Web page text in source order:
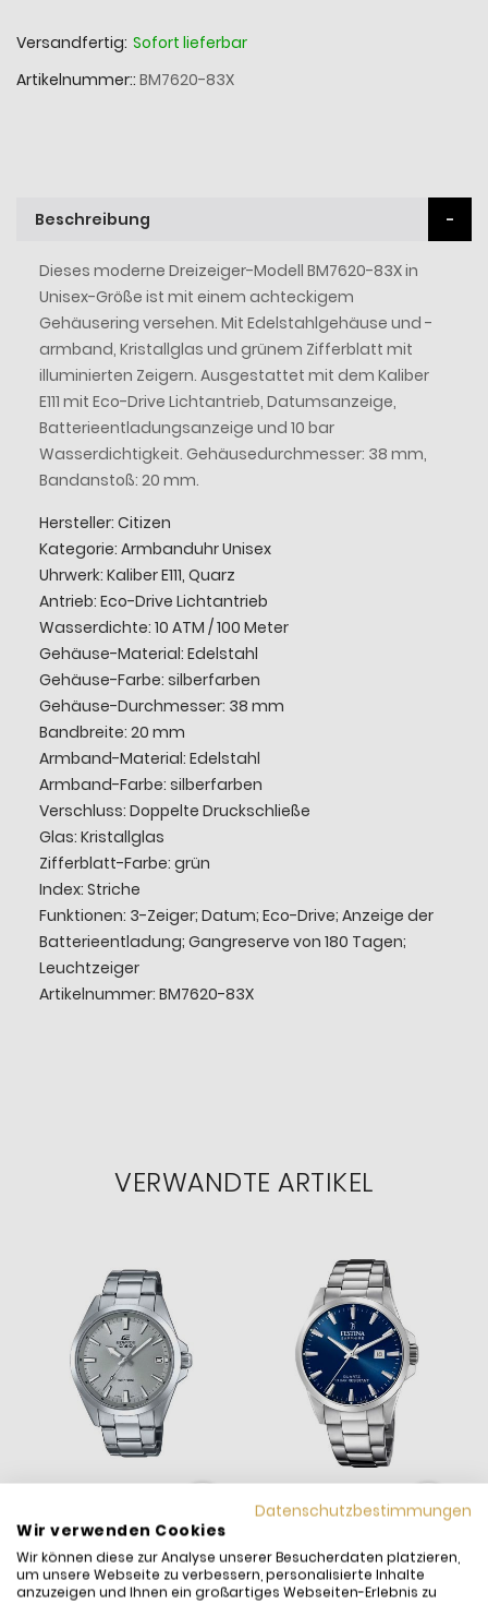
Versandfertig: Sofort lieferbar
Artikelnummer: BM7620-83X
Beschreibung
Dieses moderne Dreizeiger-Modell BM7620-83X in
Unisex-Größe ist mit einem achteckigem
Gehäusering versehen. Mit Edelstahlgehäuse und -
armband, Kristallglas und grünem Zifferblatt mit
illuminierten Zeigern. Ausgestattet mit dem Kaliber
E111 mit Eco-Drive Lichtantrieb, Datumsanzeige,
Batterieentladungsanzeige und 10 bar
Wasserdichtigkeit. Gehäusedurchmesser: 38 mm,
Bandanstoß: 20 mm.
Hersteller: Citizen
Kategorie: Armbanduhr Unisex
Uhrwerk: Kaliber E111, Quarz
Antrieb: Eco-Drive Lichtantrieb
Wasserdichte: 10 ATM / 100 Meter
Gehäuse-Material: Edelstahl
Gehäuse-Farbe: silberfarben
Gehäuse-Durchmesser: 38 mm
Bandbreite: 20 mm
Armband-Material: Edelstahl
Armband-Farbe: silberfarben
Verschluss: Doppelte Druckschließe
Glas: Kristallglas
Zifferblatt-Farbe: grün
Index: Striche
Funktionen: 3-Zeiger; Datum; Eco-Drive; Anzeige der
Batterieentladung; Gangreserve von 180 Tagen;
Leuchtzeiger
Artikelnummer: BM7620-83X
VERWANDTE ARTIKEL
Casio Herren-Uhr Edifice
Analog Quarz Edelstahl-
Festina Herren-Uhr Swiss
Made Blau Quarz
Datenschutzbestimmungen
Wir verwenden Cookies
Wir können diese zur Analyse unserer Besucherdaten platzieren,
um unsere Webseite zu verbessern, personalisierte Inhalte
anzuzeigen und Ihnen ein großartiges Webseiten-Erlebnis zu